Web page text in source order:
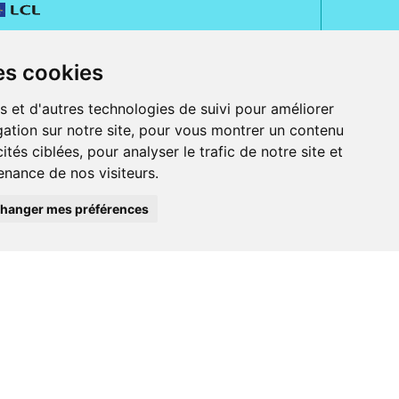
cookies
et d'autres technologies de suivi pour améliorer
sur notre site, pour vous montrer un contenu
ciblées, pour analyser le trafic de notre site et
de nos visiteurs.
mes préférences
Jeanne d' Harcourt, 80300 Albert.
ordonnance.
et iPod touch), ou sur Google Play (pour Androïd 5.0 ou version
Bancontact, PayPal.